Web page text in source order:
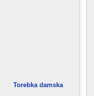
Torebka damska